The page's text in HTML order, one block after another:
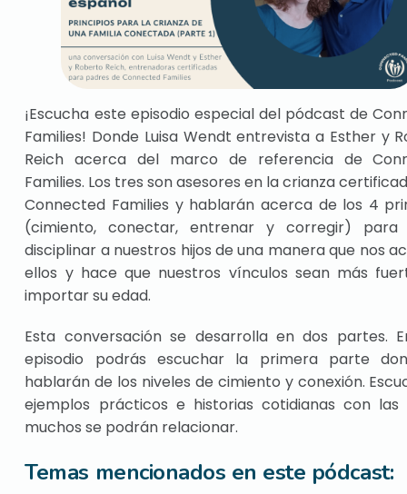
¡Escucha este episodio especial del pódcast de
Families! Donde Luisa Wendt entrevista a Esther y
Reich acerca del marco de referencia de
Families. Los tres son asesores en la crianza
Connected Families y hablarán acerca de los 4
(cimiento, conectar, entrenar y corregir) para
disciplinar a nuestros hijos de una manera que nos
ellos y hace que nuestros vínculos sean más
importar su edad.
Esta conversación se desarrolla en dos partes.
episodio podrás escuchar la primera parte
hablarán de los niveles de cimiento y conexión.
ejemplos prácticos e historias cotidianas con las
muchos se podrán relacionar.
Temas mencionados en este pódcast: